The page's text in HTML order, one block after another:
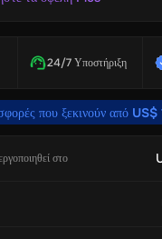
24/7 Υποστήριξη
που ξεκινούν από
στο